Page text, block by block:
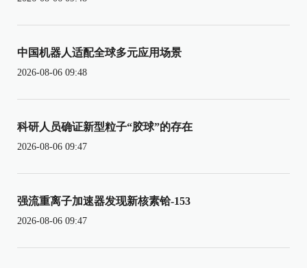
中国机器人适配全球多元应用场景
2026-08-06 09:48
科研人员确证新型粒子“胶球”的存在
2026-08-06 09:47
强流重离子加速器发现新核素铪-153
2026-08-06 09:47